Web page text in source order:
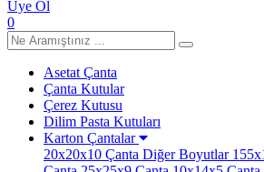
Üye Ol
0
Asetat Çanta
Çanta Kutular
Çerez Kutusu
Dilim Pasta Kutuları
Karton Çantalar
20x20x10 Çanta Diğer Boyutlar